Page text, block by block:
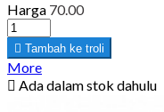
Harga 70.00
 Tambah ke troli
More
 Ada dalam stok dahulu